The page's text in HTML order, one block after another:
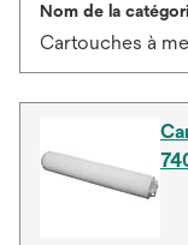
Nom de la
Cartouches à